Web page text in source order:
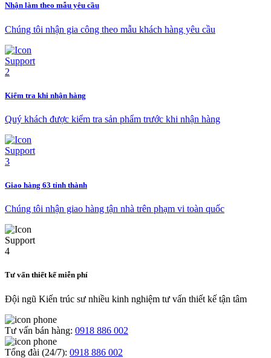
Nhận làm theo mẫu yêu cầu
Chúng tôi nhận gia công theo mẫu khách hàng yêu cầu
Kiểm tra khi nhận hàng
Quý khách được kiểm tra sản phẩm trước khi nhận hàng
Giao hàng 63 tỉnh thành
Chúng tôi nhận giao hàng tận nhà trên phạm vi toàn quốc
Tư vấn thiết kế miễn phí
Đội ngũ Kiến trúc sư nhiều kinh nghiệm tư vấn thiết kế tận tâm
Tư vấn bán hàng: 0918 886 002
Tổng đài (24/7): 0918 886 002